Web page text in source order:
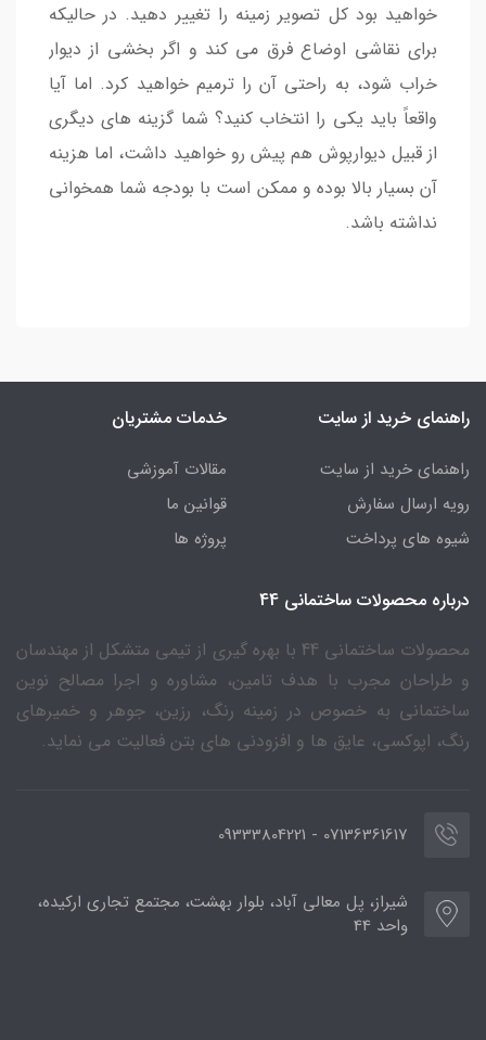
خواهید بود کل تصویر زمینه را تغییر دهید. در حالیکه
برای نقاشی اوضاع فرق می کند و اگر بخشی از دیوار
خراب شود، به راحتی آن را ترمیم خواهید کرد. اما آیا
واقعاً باید یکی را انتخاب کنید؟ شما گزینه های دیگری
از قبیل دیوارپوش هم پیش رو خواهید داشت، اما هزینه
آن بسیار بالا بوده و ممکن است با بودجه شما همخوانی
نداشته باشد.
راهنمای خرید از سایت
راهنمای خرید از سایت
رویه ارسال سفارش
شیوه های پرداخت
خدمات مشتریان
مقالات آموزشی
قوانین ما
پروژه ها
درباره محصولات ساختمانی 44
محصولات ساختمانی 44 با بهره گیری از تیمی متشکل از مهندسان
و طراحان مجرب با هدف تامین، مشاوره و اجرا مصالح نوین
ساختمانی به خصوص در زمینه رنگ، رزین، جوهر و خمیرهای
رنگ، اپوکسی، عایق ها و افزودنی های بتن فعالیت می نماید.
07136361617 - 09333804221
شیراز، پل معالی آباد، بلوار بهشت، مجتمع تجاری ارکیده،
واحد 44